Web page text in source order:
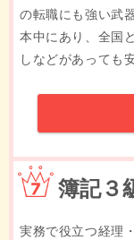
の転職にも強い武
本中にあり、全国
しなどがあっても
簿記３
実務で役立つ経理